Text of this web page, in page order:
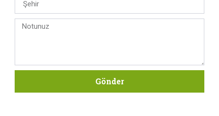
Gönder